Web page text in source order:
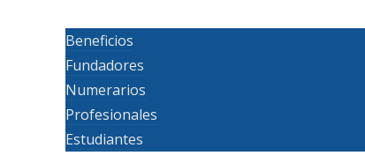
Beneficios
Fundadores
Numerarios
Profesionales
Estudiantes